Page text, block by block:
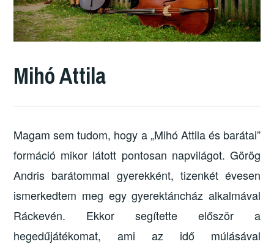
Mihó Attila
Magam sem tudom, hogy a „Mihó Attila és barátai”
formáció mikor látott pontosan napvilágot. Görög
Andris barátommal gyerekként, tizenkét évesen
ismerkedtem meg egy gyerektáncház alkalmával
Ráckevén. Ekkor segítette először a
hegedűjátékomat, ami az idő múlásával